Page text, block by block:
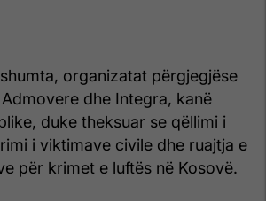
organizatat përgjegjëse
dhe Integra, kanë
duke theksuar se qëllimi i
i viktimave civile dhe ruajtja e
për krimet e luftës në Kosovë.